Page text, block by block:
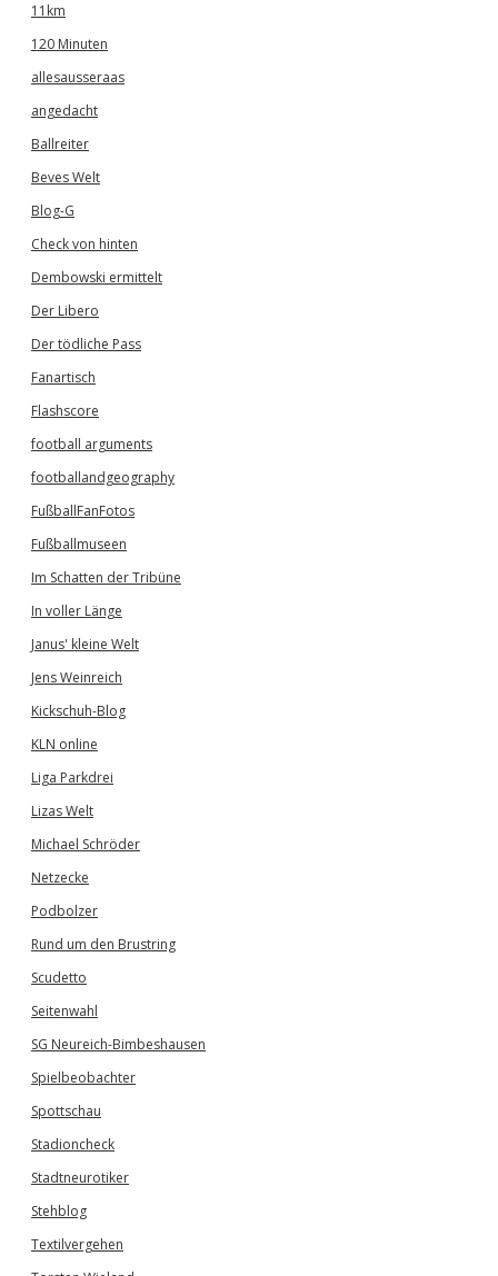
11km
120 Minuten
allesausseraas
angedacht
Ballreiter
Beves Welt
Blog-G
Check von hinten
Dembowski ermittelt
Der Libero
Der tödliche Pass
Fanartisch
Flashscore
football arguments
footballandgeography
FußballFanFotos
Fußballmuseen
Im Schatten der Tribüne
In voller Länge
Janus' kleine Welt
Jens Weinreich
Kickschuh-Blog
KLN online
Liga Parkdrei
Lizas Welt
Michael Schröder
Netzecke
Podbolzer
Rund um den Brustring
Scudetto
Seitenwahl
SG Neureich-Bimbeshausen
Spielbeobachter
Spottschau
Stadioncheck
Stadtneurotiker
Stehblog
Textilvergehen